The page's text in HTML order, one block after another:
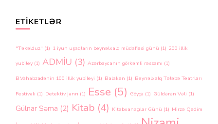
ETIKETLƏR
"Təkəlduz" (1) 1 iyun uşaqların beynəlxalq müdafiəsi günü (1) 200 illik
yubiley (1) ADMİU (3) Azərbaycanın görkəmli rəssamı (1)
B.Vahabzadənin 100 illik yubileyi (1) Balakən (1) Beynəlxalq Tələbə Teatrları
Festivalı (1) Detektiv janrı (1) Esse (5) Göyçə (1) Güldərən Vəli (1)
Gülnar Səma (2) Kitab (4) Kitabxanaçılar Günü (1) Mirzə Qədim